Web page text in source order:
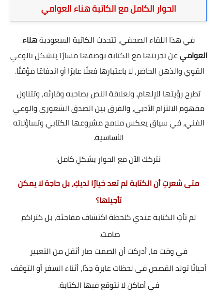
الحوار الكامل مع الكاتبة هناء العوامي
في هذا اللقاء الصحفي، تتحدث الكاتبة السعوديةهناء
العواميعن تجربتها مع الكتابة بوصفها مسارًا يتشكل بالوعي
القوي والذهن الحاضر، لا باعتبارها فعلًا عابرًا أو اندفاعًا مؤقتًا.
تطرح رؤيتها للإلهام، ولعلاقة النص بصاحبه وقارئه، وتتناول
مفهوم الالتزام الأدبي، والفرق بين الصدق الشعوري والوعي
الفني، في سياق يعكس ملامح مشروعها الكتابي وتساؤلاته
الأساسية.
نتركك الآن مع الحوار بشكلٍ كامل:
متى شعرتِ أن الكتابة لم تعد خيارًا لديكِ، بل حاجة لا يمكن
تأجيلها؟
لم تأتِ الكتابة عندي كلحظة اكتشاف مفاجئة، بل كتراكم
صامت.
في وقت ما، أدركت أن الصمت صار أثقل من التعبير
أحيانًا تولد القصص في لحظات عابرة جدًا، أثناء السفر أو التوقف
في أماكن لا نتوقع فيها الكتابة.